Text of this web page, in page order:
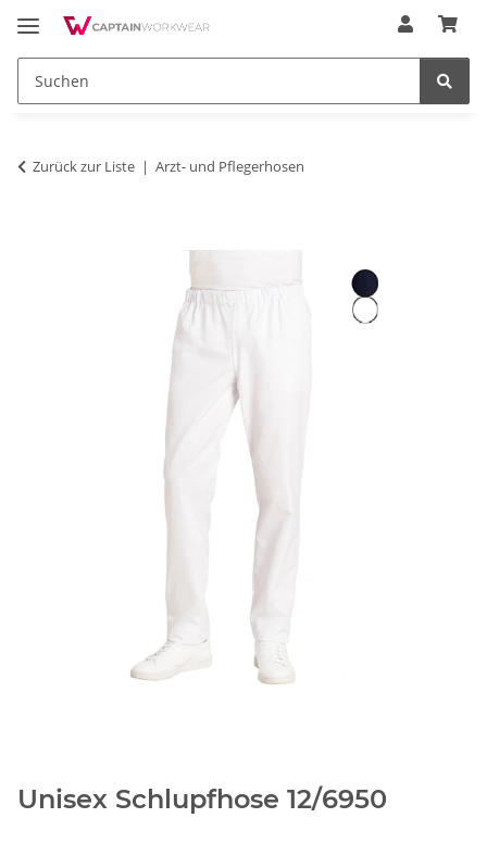
Zurück zur Liste Arzt- und Pflegerhosen
Unisex Schlupfhose 12/6950